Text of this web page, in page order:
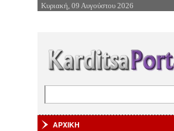
Επιστροφή στην Πλοήγηση
Κυριακή, 09 Αυγούστου 2026
ΑΡΧΙΚΗ